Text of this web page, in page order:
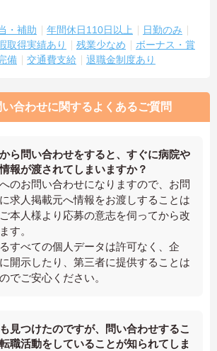
・補助 年間休日110日以上
日勤のみ
取得実績あり
残業少なめ
ボーナス・賞
備 交通費支給 退職金制度あり
合わせに関するよくあるご質問
ら問い合わせをすると、すぐに病院や
報が渡されてしまいますか？
のお問い合わせになりますので、お問
求人掲載元へ情報をお渡しすることは
本人様より応募の意志を伺ってから改
す。
すべての個人データは許可なく、企
開示したり、第三者に提供することは
でご安心ください。
見つけたのですが、問い合わせするこ
職活動をしていることが知られてしま